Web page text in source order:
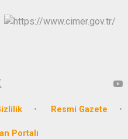
Resmi Gazete
Portalı